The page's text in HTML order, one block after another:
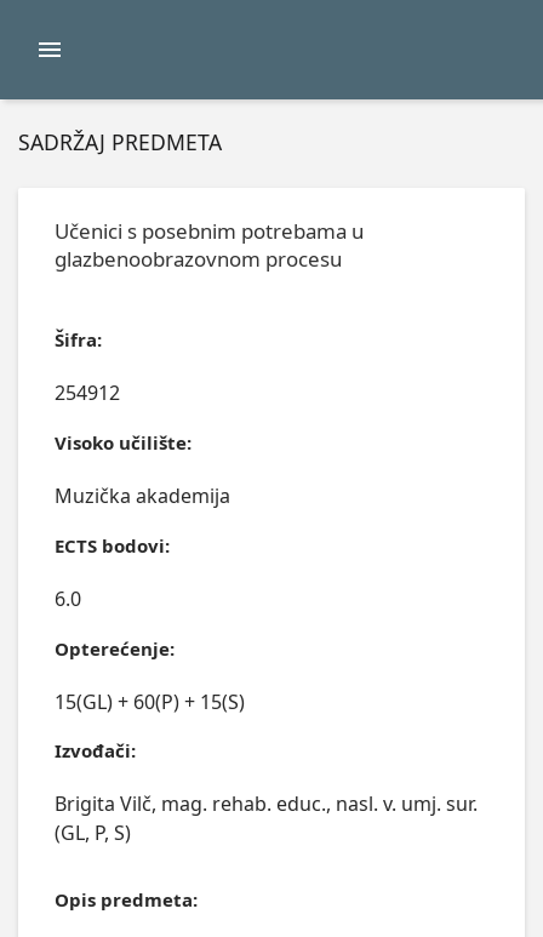
SADRŽAJ PREDMETA
Učenici s posebnim potrebama u
glazbenoobrazovnom procesu
Šifra:
254912
Visoko učilište:
Muzička akademija
ECTS bodovi:
6.0
Opterećenje:
15(GL) + 60(P) + 15(S)
Izvođači:
Brigita Vilč, mag. rehab. educ., nasl. v. umj. sur.
(GL, P, S)
Opis predmeta: